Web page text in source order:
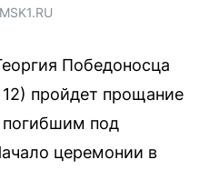
Победоносца
12) пройдет прощание
под
церемонии в